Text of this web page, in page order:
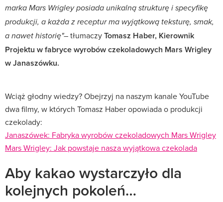
marka Mars Wrigley posiada unikalną strukturę i specyfikę
produkcji, a każda z receptur ma wyjątkową teksturę, smak,
a nawet historię"– tłumaczyTomasz Haber, Kierownik
Projektu w fabryce wyrobów czekoladowych Mars Wrigley
w Janaszówku.
Wciąż głodny wiedzy? Obejrzyj na naszym kanale YouTube
dwa filmy, w których Tomasz Haber opowiada o produkcji
czekolady:
Janaszówek: Fabryka wyrobów czekoladowych Mars Wrigley
Mars Wrigley: Jak powstaje nasza wyjątkowa czekolada
Aby kakao wystarczyło dla
kolejnych pokoleń…